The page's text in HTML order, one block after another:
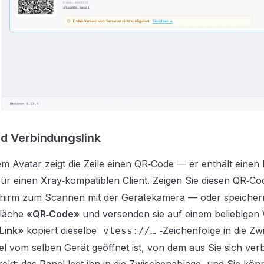
Verbindungslink
Avatar zeigt die Zeile einen QR‑Code — er enthält einen
einen Xray‑kompatiblen Client. Zeigen Sie diesen
zum Scannen mit der Gerätekamera — oder
«QR‑Code» und versenden sie auf einem beliebigen
kopiert dieselbe vless://… ‑Zeichenfolge in die
vom selben Gerät geöffnet ist, von dem aus Sie sich